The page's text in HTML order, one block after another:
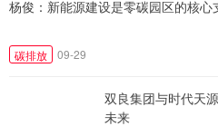
杨俊：新能源建设是零碳园区的核心
碳排放 09-29
双良集团与时代天
未来